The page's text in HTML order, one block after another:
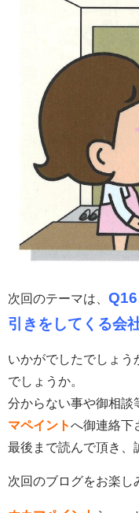
次回のテーマは、
引きをしてくる会
いかがでしたでしょう
でしょうか。
分からない事や御相談
マペイントへ御連絡下
最後まで読んで頂き、
次回のブログをお楽し